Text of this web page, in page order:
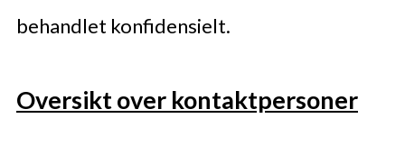
behandlet konfidensielt.
Oversikt over kontaktpersoner